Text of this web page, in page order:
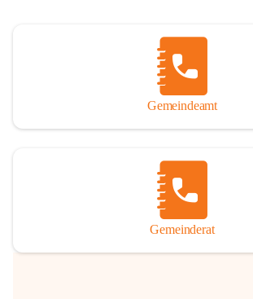
Gemeindeamt
Gemeinderat